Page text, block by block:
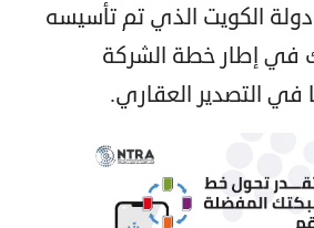
الكويت الذي تم تأسيسه
في إطار خطة الشركة
في التصدير العقاري.